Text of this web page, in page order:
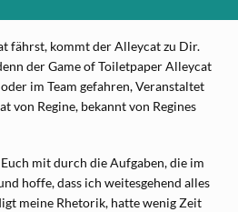
fährst, kommt der Alleycat zu Dir.
der Game of Toiletpaper Alleycat
im Team gefahren, Veranstaltet
von Regine, bekannt von Regines
mit durch die Aufgaben, die im
hoffe, dass ich weitesgehend alles
meine Rhetorik, hatte wenig Zeit